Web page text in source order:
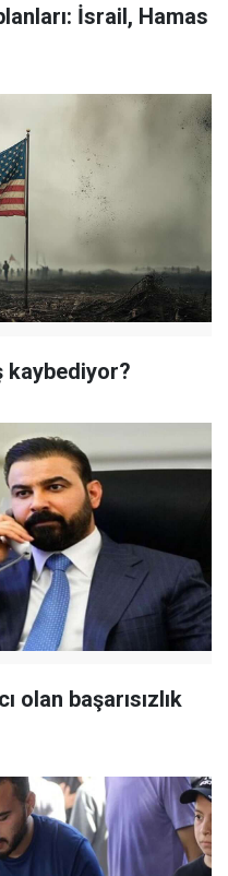
İsrail, Hamas
kaybediyor?
olan başarısızlık